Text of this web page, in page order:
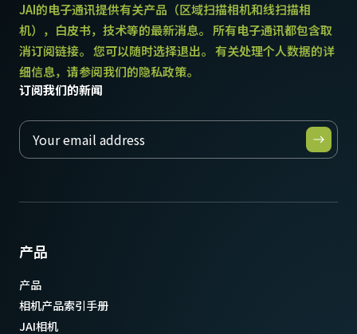
JAI的电子通讯提供有关产品（区域扫描相机和线扫描相
机），白皮书，技术等的最新消息。 所有电子通讯都包含取
消订阅链接。 您可以随时选择退出。 有关处理个人数据的详
细信息，请参阅我们的隐私政策。
订阅我们的新闻
产品
产品
相机产品索引手册
JAI相机